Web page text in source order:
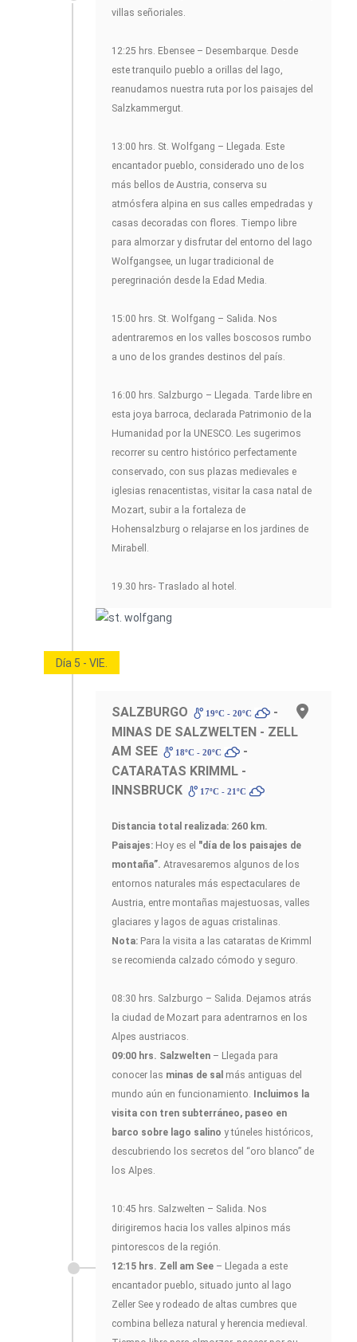
villas señoriales.
12:25 hrs. Ebensee – Desembarque. Desde
este tranquilo pueblo a orillas del lago,
reanudamos nuestra ruta por los paisajes del
Salzkammergut.
13:00 hrs. St. Wolfgang – Llegada. Este
encantador pueblo, considerado uno de los
más bellos de Austria, conserva su
atmósfera alpina en sus calles empedradas y
casas decoradas con flores. Tiempo libre
para almorzar y disfrutar del entorno del lago
Wolfgangsee, un lugar tradicional de
peregrinación desde la Edad Media.
15:00 hrs. St. Wolfgang – Salida. Nos
adentraremos en los valles boscosos rumbo
a uno de los grandes destinos del país.
16:00 hrs. Salzburgo – Llegada. Tarde libre en
esta joya barroca, declarada Patrimonio de la
Humanidad por la UNESCO. Les sugerimos
recorrer su centro histórico perfectamente
conservado, con sus plazas medievales e
iglesias renacentistas, visitar la casa natal de
Mozart, subir a la fortaleza de
Hohensalzburg o relajarse en los jardines de
Mirabell.
19.30 hrs- Traslado al hotel.
Día 5 - VIE.
SALZBURGO 19ºC - 20ºC
-
MINAS DE SALZWELTEN - ZELL
AM SEE
18ºC - 20ºC
-
CATARATAS KRIMML -
INNSBRUCK
17ºC - 21ºC
Distancia total realizada: 260 km.
Paisajes: Hoy es el "día de los paisajes de
montaña”. Atravesaremos algunos de los
entornos naturales más espectaculares de
Austria, entre montañas majestuosas, valles
glaciares y lagos de aguas cristalinas.
Nota: Para la visita a las cataratas de Krimml
se recomienda calzado cómodo y seguro.
08:30 hrs. Salzburgo – Salida. Dejamos atrás
la ciudad de Mozart para adentrarnos en los
Alpes austriacos.
09:00 hrs. Salzwelten – Llegada para
conocer las minas de sal más antiguas del
mundo aún en funcionamiento.
Incluimos la
visita con tren subterráneo, paseo en
barco sobre lago salino y túneles históricos,
descubriendo los secretos del “oro blanco” de
los Alpes.
10:45 hrs. Salzwelten – Salida. Nos
dirigiremos hacia los valles alpinos más
pintorescos de la región.
12:15 hrs. Zell am See – Llegada a este
encantador pueblo, situado junto al lago
Zeller See y rodeado de altas cumbres que
combina belleza natural y herencia medieval.